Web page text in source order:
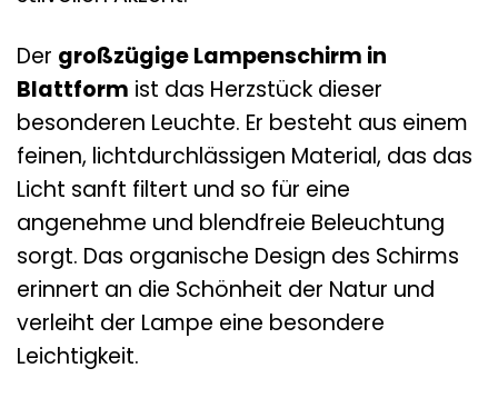
Der großzügige Lampenschirm in
Blattform ist das Herzstück dieser
besonderen Leuchte. Er besteht aus einem
feinen, lichtdurchlässigen Material, das das
Licht sanft filtert und so für eine
angenehme und blendfreie Beleuchtung
sorgt. Das organische Design des Schirms
erinnert an die Schönheit der Natur und
verleiht der Lampe eine besondere
Leichtigkeit.